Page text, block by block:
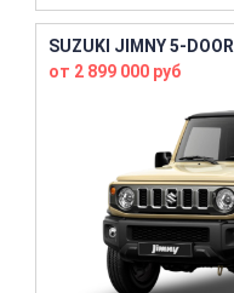
SUZUKI JIMNY 5-DOOR
от 2 899 000 руб